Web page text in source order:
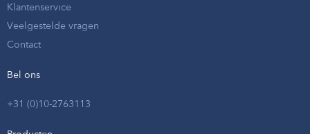
Klantenservice
Veelgestelde vragen
Contact
Bel ons
+31 (0)10-2763113